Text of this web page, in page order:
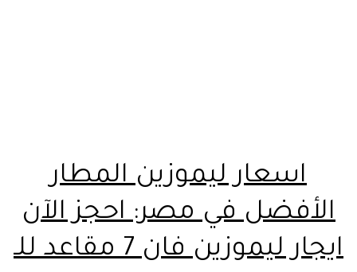
اسعار ليموزين المطار
الأفضل في مصر: احجز الآن
ايجار ليموزين فان 7 مقاعد للـ